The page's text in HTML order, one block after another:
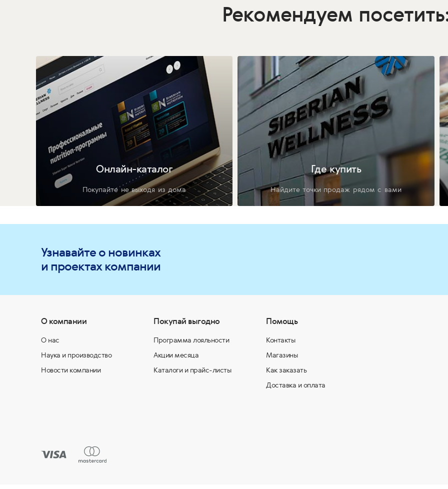
Рекомендуем
Онлайн-каталог
Покупайте не выходя из дома
Где купить
Найдите точки продаж рядом с вами
Узнавайте о новинках
и проектах компании
О компании
О нас
Наука и производство
Новости компании
Покупай выгодно
Программа лояльности
Акции месяца
Каталоги и прайс-листы
Помощь
Контакты
Магазины
Как заказать
Доставка и оплата